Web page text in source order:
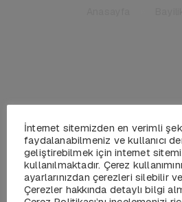
Kontrol
İnternet sitemizden en verimli
faydalanabilmeniz ve kullanıcı
geliştirebilmek için internet
kullanılmaktadır. Çerez
ayarlarınızdan çerezleri silebilir
Çerezler hakkında detaylı bilgi